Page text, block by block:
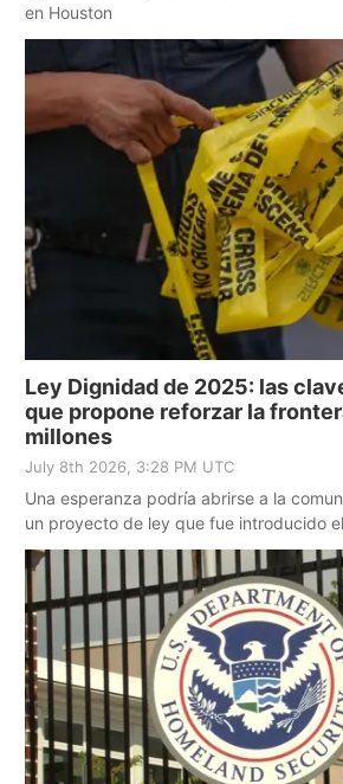
en Houston
Ley Dignidad de 2025: las
que propone reforzar la
millones
July 8th 2026, 3:28 PM UTC
Una esperanza podría abrirse a la
un proyecto de ley que fue introducido